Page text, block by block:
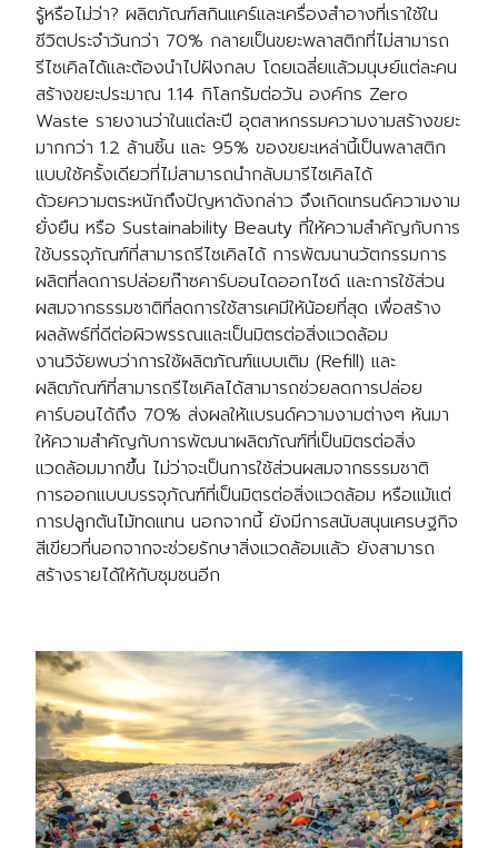
รู้หรือไม่ว่า? ผลิตภัณฑ์สกินแคร์และเครื่องสำอางที่เราใช้ใน
ชีวิตประจำวันกว่า 70% กลายเป็นขยะพลาสติกที่ไม่สามารถ
รีไซเคิลได้และต้องนำไปฝังกลบ โดยเฉลี่ยแล้วมนุษย์แต่ละคน
สร้างขยะประมาณ 1.14 กิโลกรัมต่อวัน องค์กร Zero
Waste รายงานว่าในแต่ละปี อุตสาหกรรมความงามสร้างขยะ
มากกว่า 1.2 ล้านชิ้น และ 95% ของขยะเหล่านี้เป็นพลาสติก
แบบใช้ครั้งเดียวที่ไม่สามารถนำกลับมารีไซเคิลได้
ด้วยความตระหนักถึงปัญหาดังกล่าว จึงเกิดเทรนด์ความงาม
ยั่งยืน หรือ Sustainability Beauty ที่ให้ความสำคัญกับการ
ใช้บรรจุภัณฑ์ที่สามารถรีไซเคิลได้ การพัฒนานวัตกรรมการ
ผลิตที่ลดการปล่อยก๊าซคาร์บอนไดออกไซด์ และการใช้ส่วน
ผสมจากธรรมชาติที่ลดการใช้สารเคมีให้น้อยที่สุด เพื่อสร้าง
ผลลัพธ์ที่ดีต่อผิวพรรณและเป็นมิตรต่อสิ่งแวดล้อม
งานวิจัยพบว่าการใช้ผลิตภัณฑ์แบบเติม (Refill) และ
ผลิตภัณฑ์ที่สามารถรีไซเคิลได้สามารถช่วยลดการปล่อย
คาร์บอนได้ถึง 70% ส่งผลให้แบรนด์ความงามต่างๆ หันมา
ให้ความสำคัญกับการพัฒนาผลิตภัณฑ์ที่เป็นมิตรต่อสิ่ง
แวดล้อมมากขึ้น ไม่ว่าจะเป็นการใช้ส่วนผสมจากธรรมชาติ
การออกแบบบรรจุภัณฑ์ที่เป็นมิตรต่อสิ่งแวดล้อม หรือแม้แต่
การปลูกต้นไม้ทดแทน นอกจากนี้ ยังมีการสนับสนุนเศรษฐกิจ
สีเขียวที่นอกจากจะช่วยรักษาสิ่งแวดล้อมแล้ว ยังสามารถ
สร้างรายได้ให้กับชุมชนอีก